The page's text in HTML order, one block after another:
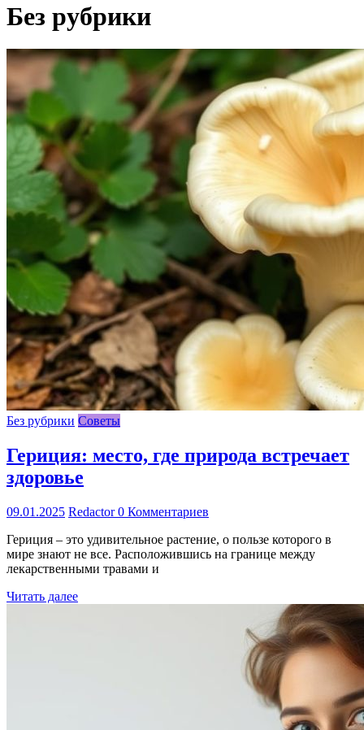
Без рубрики
Без рубрики Советы
Гериция: место, где природа встречает
здоровье
09.01.2025 Redactor0 Комментариев
Гериция – это удивительное растение, о пользе которого в
мире знают не все. Расположившись на границе между
лекарственными травами и
Читать далее